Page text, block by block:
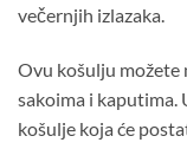
večernjih izlazaka.
Ovu košulju možete
sakoima i kaputima.
košulje koja će